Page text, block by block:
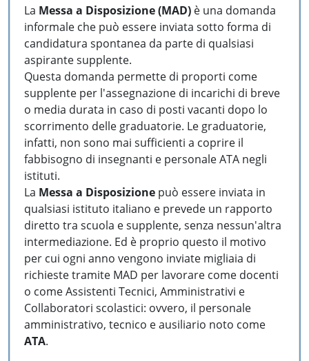
La Messa a Disposizione (MAD) è una domanda
informale che può essere inviata sotto forma di
candidatura spontanea da parte di qualsiasi
aspirante supplente.
Questa domanda permette di proporti come
supplente per l'assegnazione di incarichi di breve
o media durata in caso di posti vacanti dopo lo
scorrimento delle graduatorie. Le graduatorie,
infatti, non sono mai sufficienti a coprire il
fabbisogno di insegnanti e personale ATA negli
istituti.
La Messa a Disposizione può essere inviata in
qualsiasi istituto italiano e prevede un rapporto
diretto tra scuola e supplente, senza nessun'altra
intermediazione. Ed è proprio questo il motivo
per cui ogni anno vengono inviate migliaia di
richieste tramite MAD per lavorare come docenti
o come Assistenti Tecnici, Amministrativi e
Collaboratori scolastici: ovvero, il personale
amministrativo, tecnico e ausiliario noto come
ATA.